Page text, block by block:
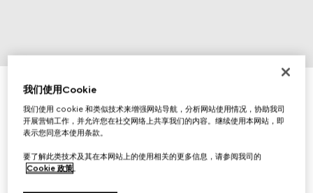
猫眼镜框太阳眼镜
€ 450
相关款式中度棕色玳瑁色
我们使用Cookie
我们使用 cookie 和类似技术来增强网站导航，分析网站使用情况，协助我司
开展营销工作，并允许您在社交网络上共享我们的内容。继续使用本网站，即
表示您同意本使用条款。
要了解此类技术及其在本网站上的使用相关的更多信息，请参阅我司的
Cookie 政策。